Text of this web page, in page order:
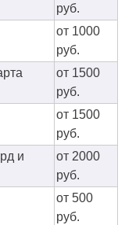
руб.
от 1000
руб.
от 1500
руб.
от 1500
руб.
и
от 2000
руб.
от 500
руб.